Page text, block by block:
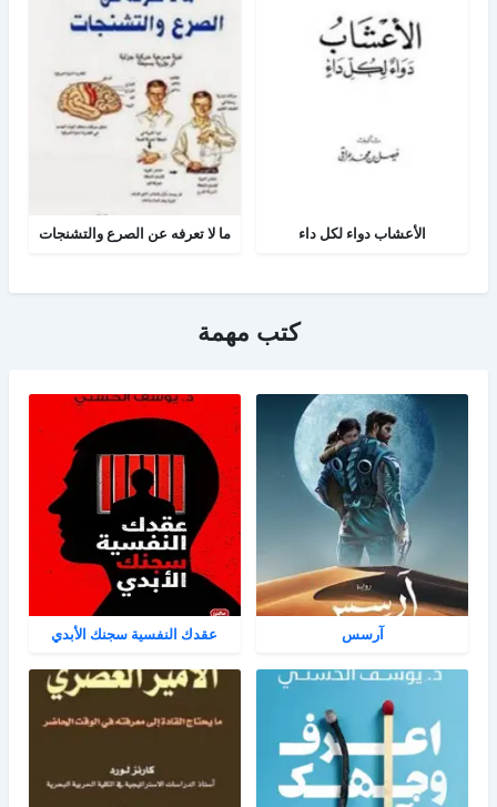
الأعشاب دواء لكل داء ما لا تعرفه عن الصرع والتشنجات
كتب مهمة
آرسس عقدك النفسية سجنك الأبدي